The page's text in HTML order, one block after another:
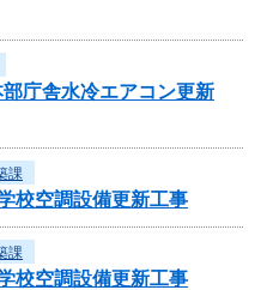
部庁舎水冷エアコン更新
課
校空調設備更新工事
課
校空調設備更新工事